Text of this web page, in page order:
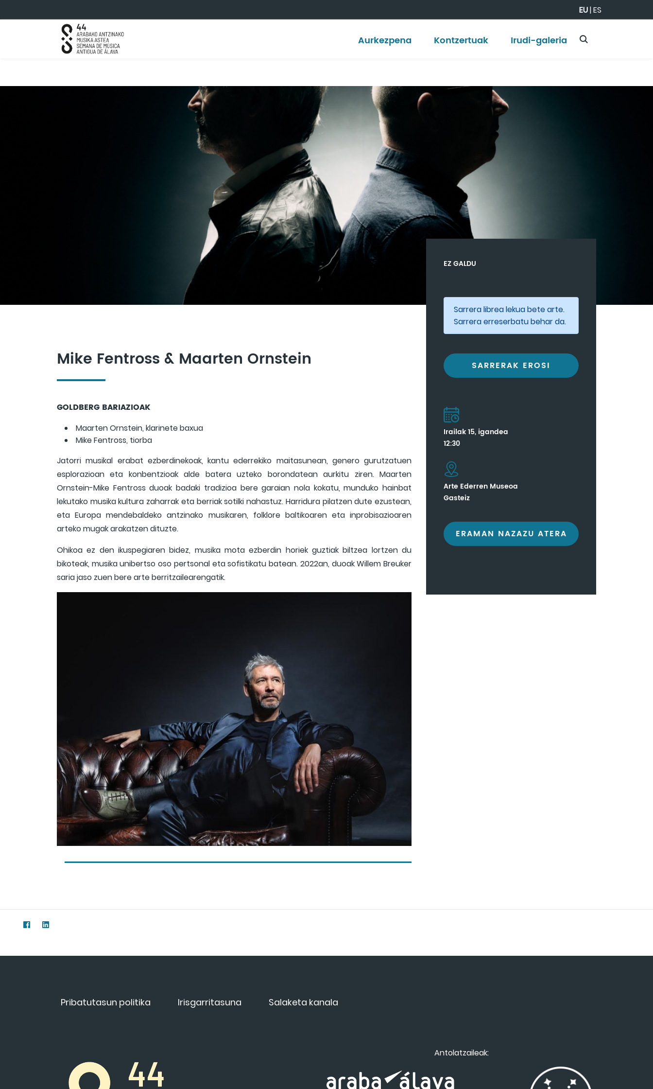
EU|ES
Aurkezpena Kontzertuak Irudi-galeria
Mike Fentross & Maarten Ornstein
GOLDBERG BARIAZIOAK
Maarten Ornstein, klarinete baxua
Mike Fentross, tiorba
Jatorri musikal erabat ezberdinekoak, kantu ederrekiko maitasunean, genero gurutzatuen
esplorazioan eta konbentzioak alde batera uzteko borondatean aurkitu ziren. Maarten
Ornstein-Mike Fentross duoak badaki tradizioa bere garaian nola kokatu, munduko hainbat
lekutako musika kultura zaharrak eta berriak sotilki nahastuz. Harridura pilatzen dute ezustean,
eta Europa mendebaldeko antzinako musikaren, folklore baltikoaren eta inprobisazioaren
arteko mugak arakatzen dituzte.
Ohikoa ez den ikuspegiaren bidez, musika mota ezberdin horiek guztiak biltzea lortzen du
bikoteak, musika unibertso oso pertsonal eta sofistikatu batean. 2022an, duoak Willem Breuker
saria jaso zuen bere arte berritzailearengatik.
EZ GALDU
Sarrera librea lekua bete arte.
Sarrera erreserbatu behar da.
SARRERAK EROSI
Irailak 15, igandea
12:30
Arte Ederren Museoa
Gasteiz
ERAMAN NAZAZU ATERA
Pribatutasun politika Irisgarritasuna Salaketa kanala
Antolatzaileak: